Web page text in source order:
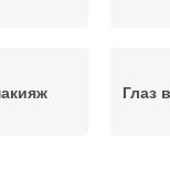
Глаз